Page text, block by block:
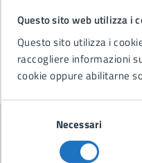
Questo sito web utilizza i
Questo sito utilizza i
raccogliere informazioni
cookie oppure abilitarne
Selezione
Necessari